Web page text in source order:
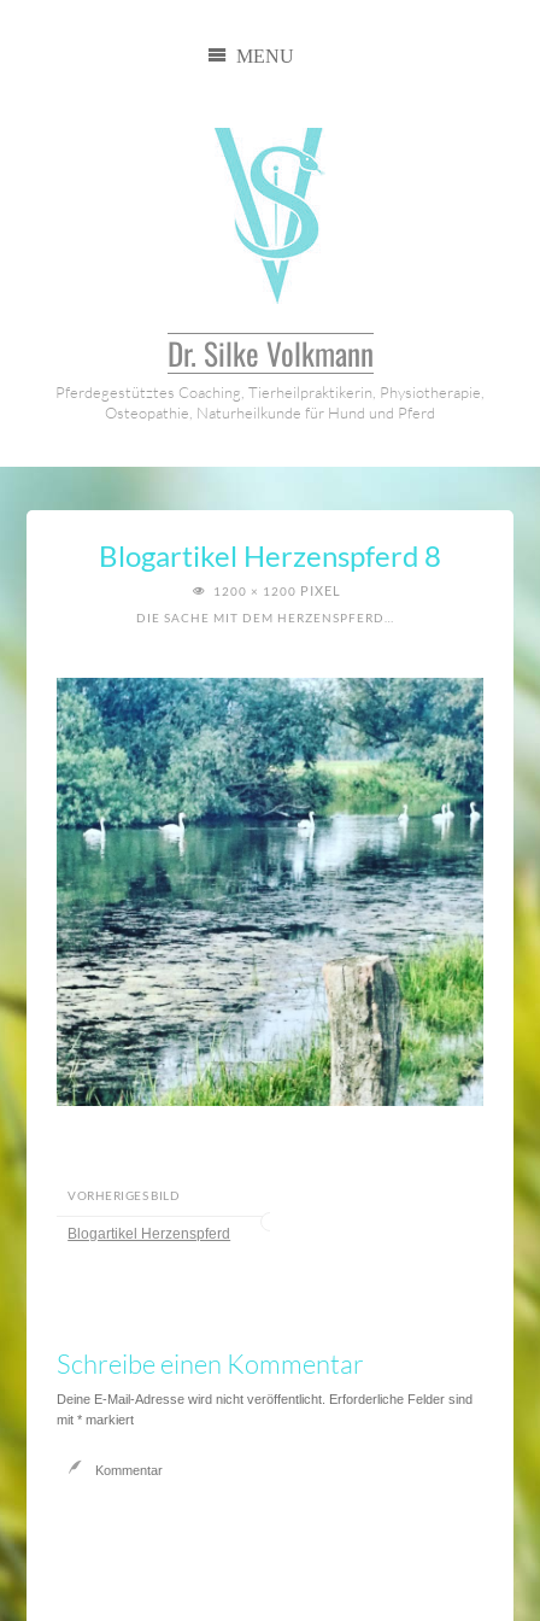
Dr. Silke Volkmann
Pferdegestütztes Coaching, Tierheilpraktikerin, Physiotherapie,
Osteopathie, Naturheilkunde für Hund und Pferd
Blogartikel Herzenspferd 8
VOLLE1200 × 1200 PIXEL
DIE SACHE MIT DEM HERZENSPFERD…
VORHERIGES BILD
Blogartikel Herzenspferd
Schreibe einen Kommentar
Deine E-Mail-Adresse wird nicht veröffentlicht.
Erforderliche Felder sind
mit *markiert